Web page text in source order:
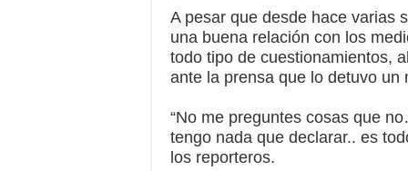
A pesar que desde hace varias
una buena relación con los
todo tipo de cuestionamientos,
ante la prensa que lo detuvo
“No me preguntes cosas que
tengo nada que declarar.. es
los reporteros.